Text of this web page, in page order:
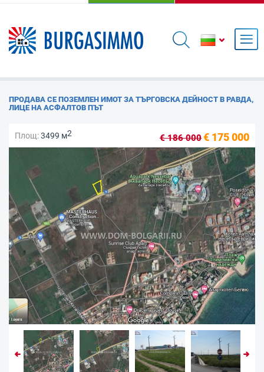
ПРОДАВА СЕ ПОЗЕМЛЕН ИМОТ ЗА ТЪРГОВСКА ДЕЙНОСТ В РАВДА,
ЛИЦЕ НА АСФАЛТОВ ПЪТ
Площ:3499 м2 € 186 000€ 175 000